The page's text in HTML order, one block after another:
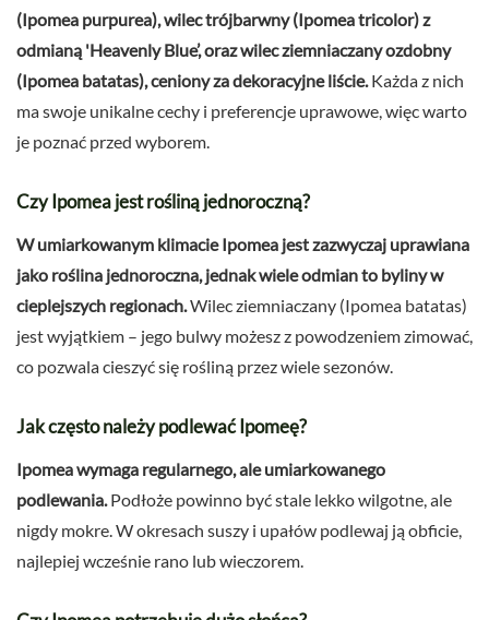
(Ipomea purpurea), wilec trójbarwny (Ipomea tricolor) z
odmianą 'Heavenly Blue’, oraz wilec ziemniaczany ozdobny
(Ipomea batatas), ceniony za dekoracyjne liście.Każda z nich
ma swoje unikalne cechy i preferencje uprawowe, więc warto
je poznać przed wyborem.
Czy Ipomea jest rośliną jednoroczną?
W umiarkowanym klimacie Ipomea jest zazwyczaj uprawiana
jako roślina jednoroczna, jednak wiele odmian to byliny w
cieplejszych regionach.Wilec ziemniaczany (Ipomea batatas)
jest wyjątkiem – jego bulwy możesz z powodzeniem zimować,
co pozwala cieszyć się rośliną przez wiele sezonów.
Jak często należy podlewać Ipomeę?
Ipomea wymaga regularnego, ale umiarkowanego
podlewania.Podłoże powinno być stale lekko wilgotne, ale
nigdy mokre. W okresach suszy i upałów podlewaj ją obficie,
najlepiej wcześnie rano lub wieczorem.